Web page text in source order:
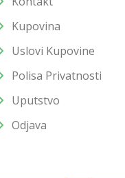
Kupovina
Uslovi Kupovine
Polisa Privatnosti
Uputstvo
Odjava